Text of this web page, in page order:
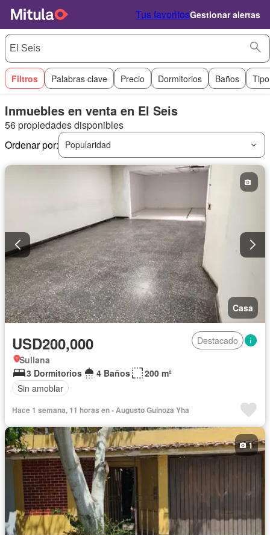
Tus favoritosGestionar alertas
Filtros Palabras clave Precio Dormitorios Baños
Inmuebles en venta en El Seis
56 propiedades disponibles
Ordenar por:
Popularidad
Casa
USD200,000
Destacado
Sullana
3 Dormitorios
4 Baños
200 m²
Sin amoblar
Hace 1 semana, 11 horas en - Augusto Guinoza Yha
1